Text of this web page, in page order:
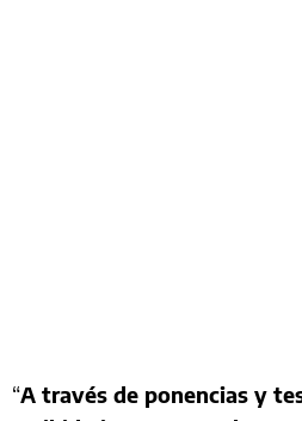
“A través de ponencias y